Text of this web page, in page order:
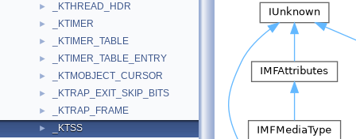
► _KTHREAD_HDR
► _KTIMER
► _KTIMER_TABLE
► _KTIMER_TABLE_ENTRY
► _KTMOBJECT_CURSOR
► _KTRAP_EXIT_SKIP_BITS
► _KTRAP_FRAME
► _KTSS